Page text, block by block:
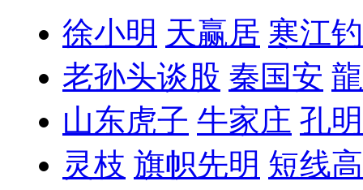
徐小明 天赢居 寒江
老孙头谈股 秦国安
山东虎子 牛家庄 孔
灵枝 旗帜先明 短线